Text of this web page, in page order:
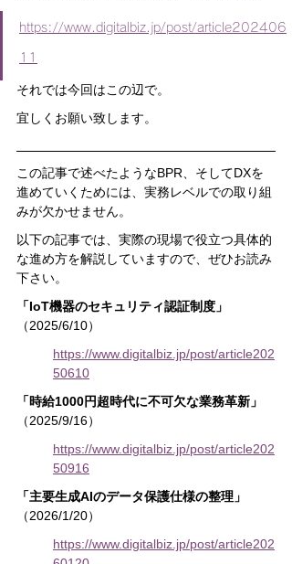
https://www.digitalbiz.jp/post/article202406
11
それでは今回はこの辺で。
宜しくお願い致します。
この記事で述べたようなBPR、そしてDXを
進めていくためには、実務レベルでの取り組
みが欠かせません。
以下の記事では、実際の現場で役立つ具体的
な進め方を解説していますので、ぜひお読み
下さい。
「IoT機器のセキュリティ認証制度」
（2025/6/10）
https://www.digitalbiz.jp/post/article202
50610
「時給1000円超時代に不可欠な業務革新」
（2025/9/16）
https://www.digitalbiz.jp/post/article202
50916
「主要生成AIのデータ保護仕様の整理」
（2026/1/20）
https://www.digitalbiz.jp/post/article202